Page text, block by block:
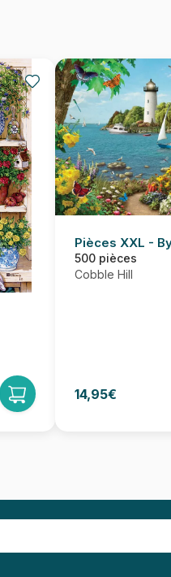
Pièces XXL -
500 pièces
Cobble Hill
14,95€